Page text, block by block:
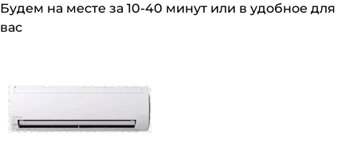
Будем на месте за 10-40 минут или в удобное для
вас